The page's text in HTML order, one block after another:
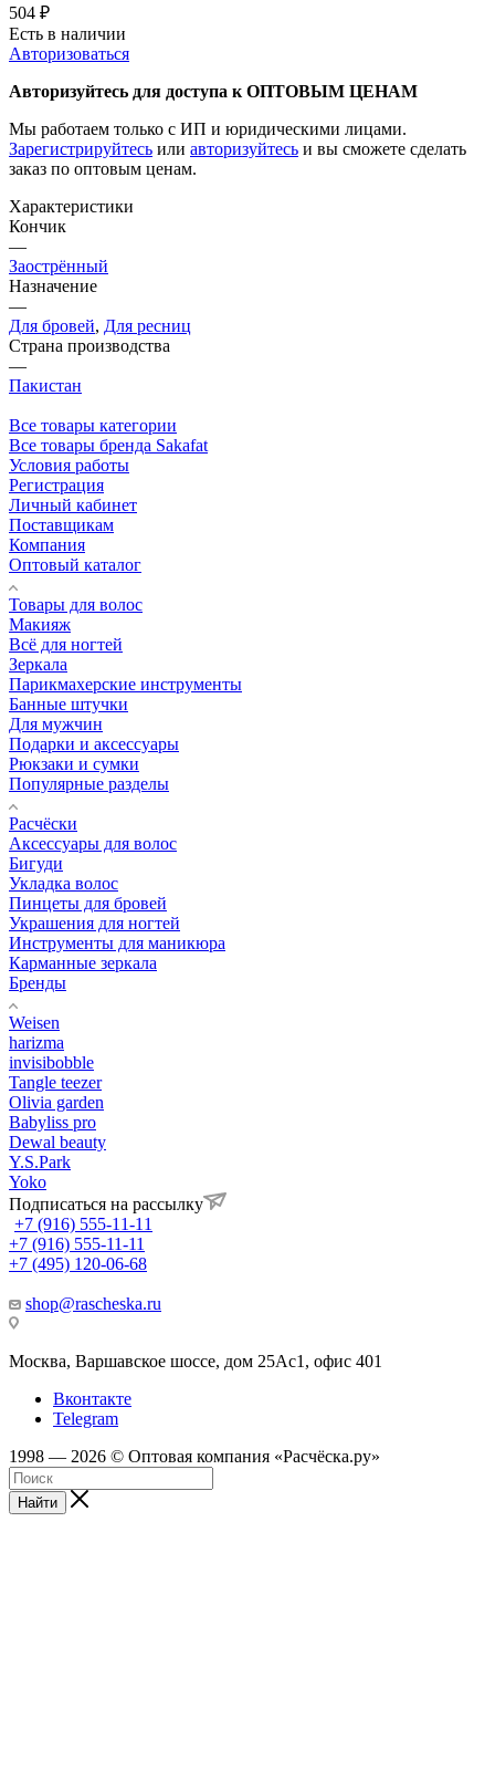
504 ₽
Есть в наличии
Авторизоваться
Авторизуйтесь для доступа к ОПТОВЫМ ЦЕНАМ
Мы работаем только с ИП и юридическими лицами.
Зарегистрируйтесь или авторизуйтесь и вы сможете сделать
заказ по оптовым ценам.
Характеристики
Кончик
—
Заострённый
Назначение
—
Для бровей, Для ресниц
Страна производства
—
Пакистан
Все товары категории
Все товары бренда Sakafat
Условия работы
Регистрация
Личный кабинет
Поставщикам
Компания
Оптовый каталог
Товары для волос
Макияж
Всё для ногтей
Зеркала
Парикмахерские инструменты
Банные штучки
Для мужчин
Подарки и аксессуары
Рюкзаки и сумки
Популярные разделы
Расчёски
Аксессуары для волос
Бигуди
Укладка волос
Пинцеты для бровей
Украшения для ногтей
Инструменты для маникюра
Карманные зеркала
Бренды
Weisen
harizma
invisibobble
Tangle teezer
Olivia garden
Babyliss pro
Dewal beauty
Y.S.Park
Yoko
Подписаться на рассылку
+7 (916) 555-11-11
+7 (916) 555-11-11
+7 (495) 120-06-68
shop@rascheska.ru
Москва, Варшавское шоссе, дом 25Аc1, офис 401
Вконтакте
Telegram
1998 — 2026 © Оптовая компания «Расчёска.ру»
Найти